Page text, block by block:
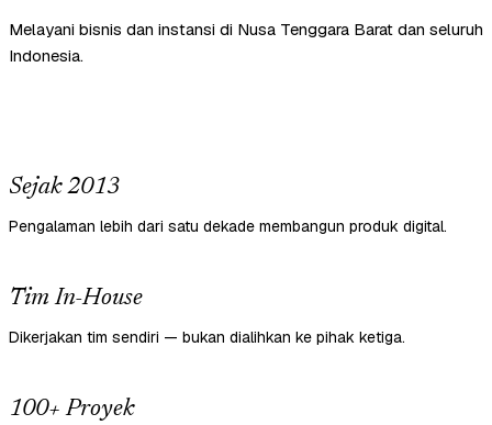
Melayani bisnis dan instansi di Nusa Tenggara Barat dan seluruh
Indonesia.
Sejak 2013
Pengalaman lebih dari satu dekade membangun produk digital.
Tim In-House
Dikerjakan tim sendiri — bukan dialihkan ke pihak ketiga.
100+ Proyek